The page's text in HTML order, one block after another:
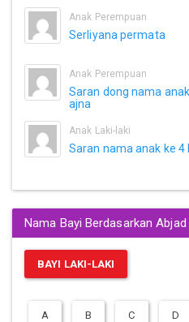
Anak Perempuan
Serliyana permata
Anak Perempuan
Saran dong nama
ajna
Anak Laki-laki
Saran nama anak ke 4
Nama Bayi Berdasarkan Abjad
BAYI LAKI-LAKI
A B C D